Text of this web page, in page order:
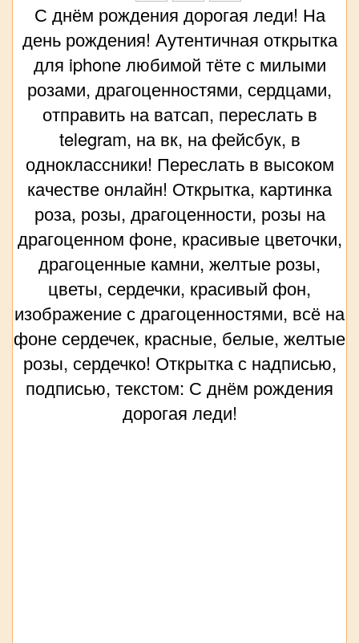
С днём рождения дорогая леди! На
день рождения! Аутентичная открытка
для iphone любимой тёте с милыми
розами, драгоценностями, сердцами,
отправить на ватсап, переслать в
telegram, на вк, на фейсбук, в
одноклассники! Переслать в высоком
качестве онлайн! Открытка, картинка
роза, розы, драгоценности, розы на
драгоценном фоне, красивые цветочки,
драгоценные камни, желтые розы,
цветы, сердечки, красивый фон,
изображение с драгоценностями, всё на
фоне сердечек, красные, белые, желтые
розы, сердечко! Открытка с надписью,
подписью, текстом: С днём рождения
дорогая леди!